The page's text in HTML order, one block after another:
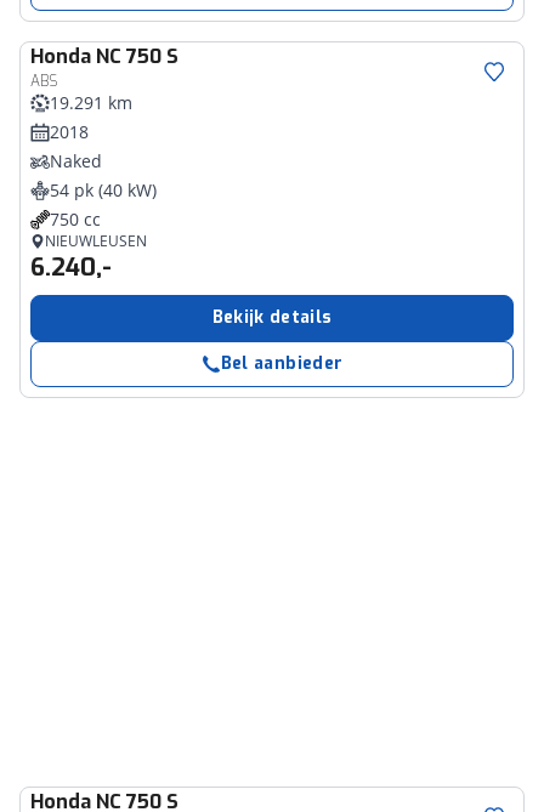
Honda NC 750 S
ABS
19.291 km
2018
Naked
54 pk (40 kW)
750 cc
NIEUWLEUSEN
6.240,-
Bekijk details
Bel aanbieder
Honda NC 750 S